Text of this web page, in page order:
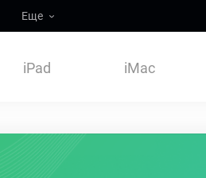
Еще
iPad iMac